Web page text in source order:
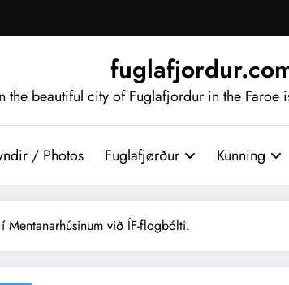
the beautiful city of Fuglafjordur in the Faroe
/ Photos Fuglafjørður Kunning
við ÍF-flogbólti.